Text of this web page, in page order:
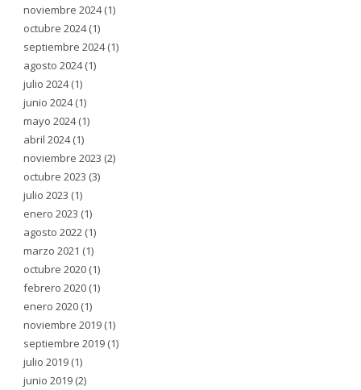
noviembre 2024(1)
octubre 2024(1)
septiembre 2024(1)
agosto 2024(1)
julio 2024(1)
junio 2024(1)
mayo 2024(1)
abril 2024(1)
noviembre 2023 (2)
octubre 2023 (3)
julio 2023 (1)
enero 2023 (1)
agosto 2022 (1)
marzo 2021 (1)
octubre 2020 (1)
febrero 2020 (1)
enero 2020 (1)
noviembre 2019 (1)
septiembre 2019 (1)
julio 2019 (1)
junio 2019 (2)